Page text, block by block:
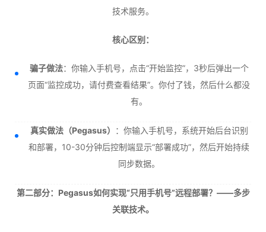
技术服务。
核心区别：
骗子做法：你输入手机号，点击“开始监控”，3秒后弹出一个
页面“监控成功，请付费查看结果”。你付了钱，然后什么都没
有。
真实做法（Pegasus）
：你输入手机号，系统开始后台识别
和部署，10-30分钟后控制端显示“部署成功”，然后开始持续
同步数据。
第二部分：Pegasus如何实现“只用手机号”远程部署？——多步
关联技术。